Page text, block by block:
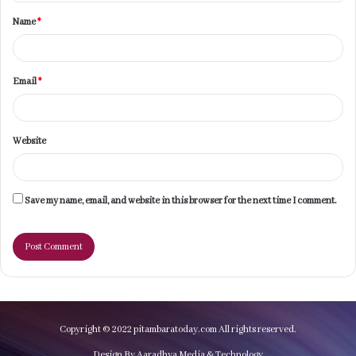
*Name*
Email*
Website
Save my name, email, and website in this browser for the next time I comment.
Copyright © 2022 pitambaratoday.com All rights reserved.